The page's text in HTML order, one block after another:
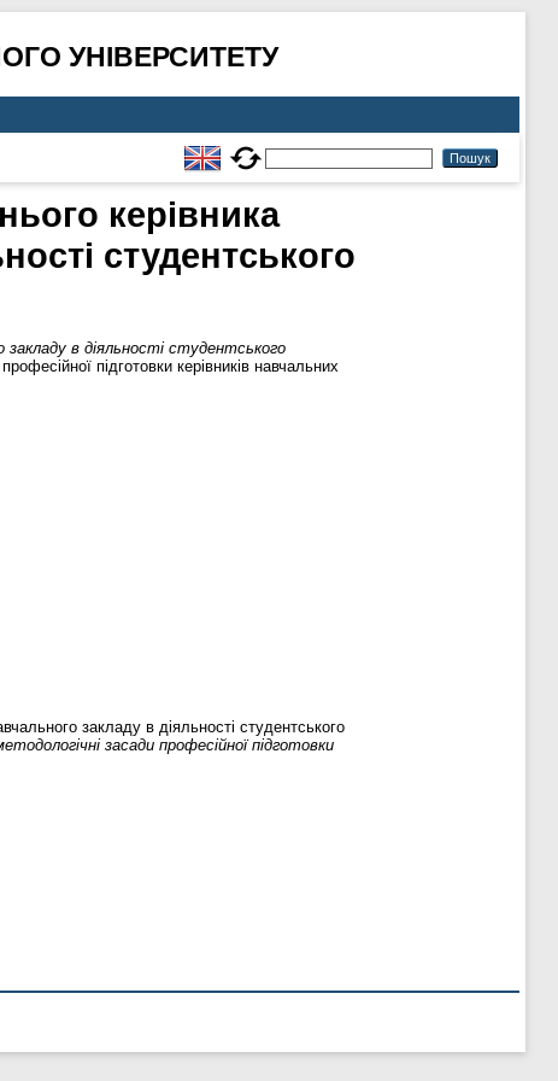
УНІВЕРСИТЕТУ
керівника
студентського
закладу в діяльності студентського
підготовки керівників навчальних
закладу в діяльності студентського
засади професійної підготовки